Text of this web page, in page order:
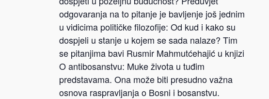
odgovaranja na to pitanje je bavljenje još jednim
u vidicima političke filozofije: Od kud i kako su
dospjeli u stanje u kojem se sada nalaze? Tim
se pitanjima bavi Rusmir Mahmutćehajić u knjizi
O antibosanstvu: Muke života u tuđim
predstavama. Ona može biti presudno važna
osnova raspravljanja o Bosni i bosanstvu.